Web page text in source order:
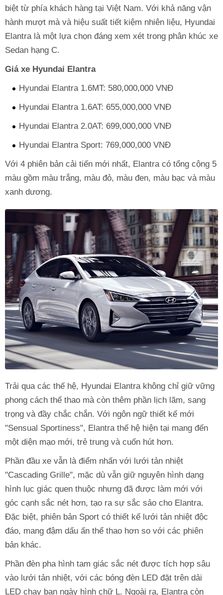
biệt từ phía khách hàng tại Việt Nam. Với khả năng vận
hành mượt mà và hiệu suất tiết kiệm nhiên liệu, Hyundai
Elantra là một lựa chọn đáng xem xét trong phân khúc xe
Sedan hạng C.
Giá xe Hyundai Elantra
Hyundai Elantra 1.6MT: 580,000,000 VNĐ
Hyundai Elantra 1.6AT: 655,000,000 VNĐ
Hyundai Elantra 2.0AT: 699,000,000 VNĐ
Hyundai Elantra Sport: 769,000,000 VNĐ
Với 4 phiên bản cải tiến mới nhất, Elantra có tổng cộng 5
màu gồm màu trắng, màu đỏ, màu đen, màu bạc và màu
xanh dương.
Trải qua các thế hệ, Hyundai Elantra không chỉ giữ vững
phong cách thể thao mà còn thêm phần lịch lãm, sang
trọng và đầy chắc chắn. Với ngôn ngữ thiết kế mới
"Sensual Sportiness", Elantra thế hệ hiện tại mang đến
một diện mạo mới, trẻ trung và cuốn hút hơn.
Phần đầu xe vẫn là điểm nhấn với lưới tản nhiệt
"Cascading Grille", mặc dù vẫn giữ nguyên hình dạng
hình lục giác quen thuộc nhưng đã được làm mới với
góc cạnh sắc nét hơn, tạo ra sự sắc sảo cho Elantra.
Đặc biệt, phiên bản Sport có thiết kế lưới tản nhiệt độc
đáo, mang đậm dấu ấn thể thao hơn so với các phiên
bản khác.
Phần đèn pha hình tam giác sắc nét được tích hợp sâu
vào lưới tản nhiệt, với các bóng đèn LED đặt trên dải
LED chạy ban ngày hình chữ L. Ngoài ra, Elantra còn